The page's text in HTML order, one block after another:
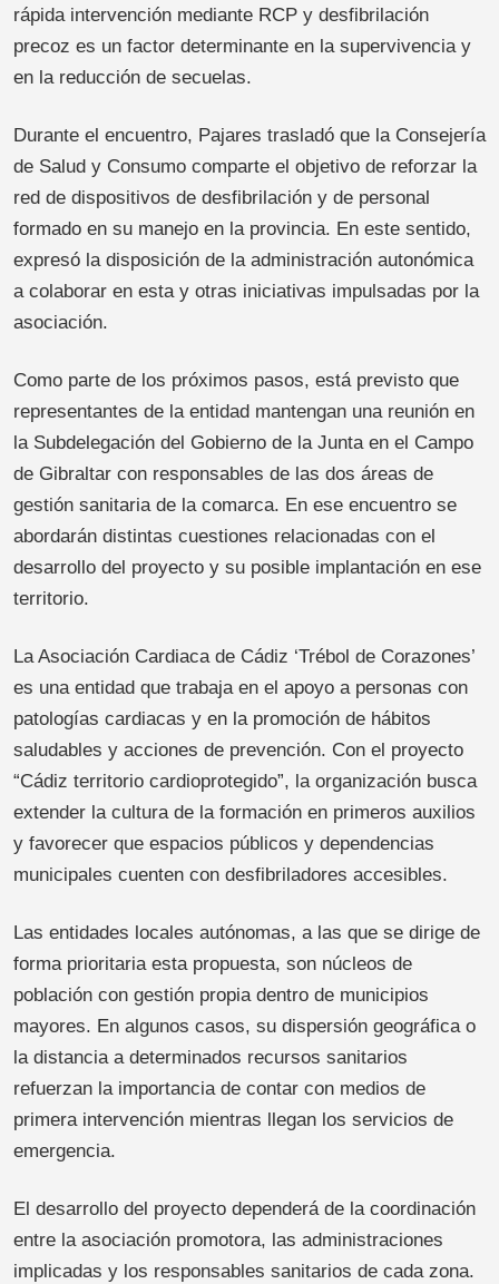
rápida intervención mediante RCP y desfibrilación
precoz es un factor determinante en la supervivencia y
en la reducción de secuelas.
Durante el encuentro, Pajares trasladó que la Consejería
de Salud y Consumo comparte el objetivo de reforzar la
red de dispositivos de desfibrilación y de personal
formado en su manejo en la provincia. En este sentido,
expresó la disposición de la administración autonómica
a colaborar en esta y otras iniciativas impulsadas por la
asociación.
Como parte de los próximos pasos, está previsto que
representantes de la entidad mantengan una reunión en
la Subdelegación del Gobierno de la Junta en el Campo
de Gibraltar con responsables de las dos áreas de
gestión sanitaria de la comarca. En ese encuentro se
abordarán distintas cuestiones relacionadas con el
desarrollo del proyecto y su posible implantación en ese
territorio.
La Asociación Cardiaca de Cádiz ‘Trébol de Corazones’
es una entidad que trabaja en el apoyo a personas con
patologías cardiacas y en la promoción de hábitos
saludables y acciones de prevención. Con el proyecto
“Cádiz territorio cardioprotegido”, la organización busca
extender la cultura de la formación en primeros auxilios
y favorecer que espacios públicos y dependencias
municipales cuenten con desfibriladores accesibles.
Las entidades locales autónomas, a las que se dirige de
forma prioritaria esta propuesta, son núcleos de
población con gestión propia dentro de municipios
mayores. En algunos casos, su dispersión geográfica o
la distancia a determinados recursos sanitarios
refuerzan la importancia de contar con medios de
primera intervención mientras llegan los servicios de
emergencia.
El desarrollo del proyecto dependerá de la coordinación
entre la asociación promotora, las administraciones
implicadas y los responsables sanitarios de cada zona.